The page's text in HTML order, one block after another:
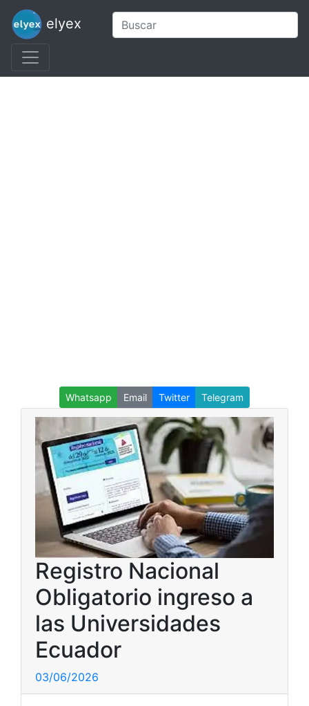
elyex
Whatsapp Email Twitter Telegram
Registro Nacional
Obligatorio ingreso a
las Universidades
Ecuador
03/06/2026